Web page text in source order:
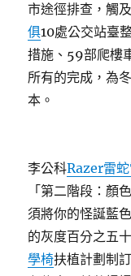
市途徑排查，觸
俱10處公交站臺
措施、59部爬樓
所有的完成，為
本。
李公科Razer雷
「第二階段：顏
須將你的怪誕藍
的灰度百分之五
學椅扶植計劃制